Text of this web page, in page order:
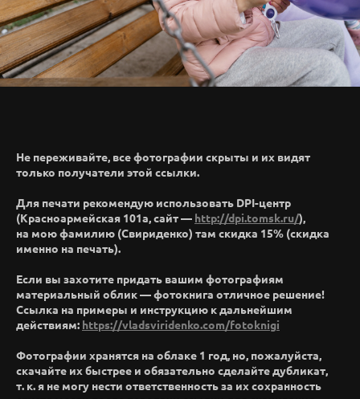
Не переживайте, все фотографии скрыты и их видят
только получатели этой ссылки.
Для печати рекомендую использовать DPI-центр
(Красноармейская 101а, сайт — http://dpi.tomsk.ru/),
на мою фамилию (Свириденко) там скидка 15% (скидка
именно на печать).
Если вы захотите придать вашим фотографиям
материальный облик — фотокнига отличное решение!
Ссылка на примеры и инструкцию к дальнейшим
действиям: https://vladsviridenko.com/fotoknigi
Фотографии хранятся на облаке 1 год, но, пожалуйста,
скачайте их быстрее и обязательно сделайте дубликат,
т. к. я не могу нести ответственность за их сохранность